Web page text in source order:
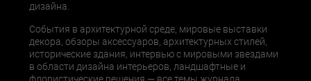
дизайна.
События в архитектурной среде, мировые выставки
декора, обзоры аксессуаров, архитектурных стилей,
исторические здания, интервью с мировыми звездами
в области дизайна интерьеров, ландшафтные и